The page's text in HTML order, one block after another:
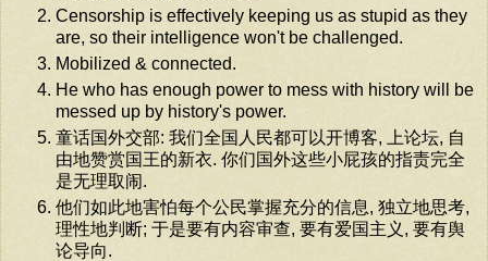
Censorship is effectively keeping us as stupid as they
are, so their intelligence won't be challenged.
Mobilized & connected.
He who has enough power to mess with history will be
messed up by history's power.
童话国外交部: 我们全国人民都可以开博客, 上论坛, 自
由地赞赏国王的新衣. 你们国外这些小屁孩的指责完全
是无理取闹.
他们如此地害怕每个公民掌握充分的信息, 独立地思考,
理性地判断; 于是要有内容审查, 要有爱国主义, 要有舆
论导向.